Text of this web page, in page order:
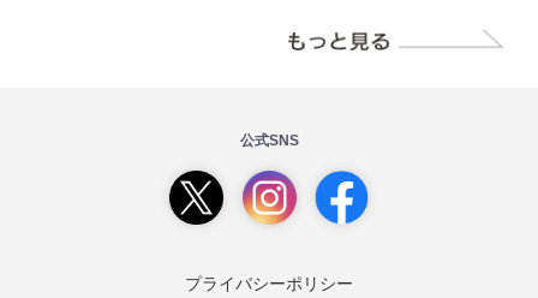
公式SNS
プライバシーポリシー